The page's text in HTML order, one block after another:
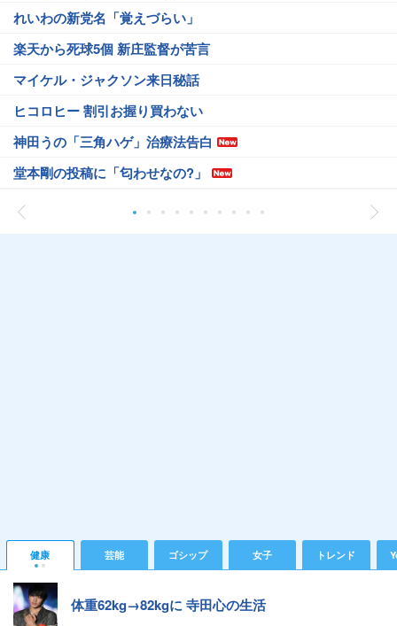
れいわの新党名「覚えづらい」
楽天から死球5個 新庄監督が苦言
マイケル・ジャクソン来日秘話
ヒコロヒー 割引お握り買わない
神田うの「三角ハゲ」治療法告白
堂本剛の投稿に「匂わせなの?」
健康 芸能 ゴシップ 女子 トレンド
体重62kg→82kgに 寺田心の生活